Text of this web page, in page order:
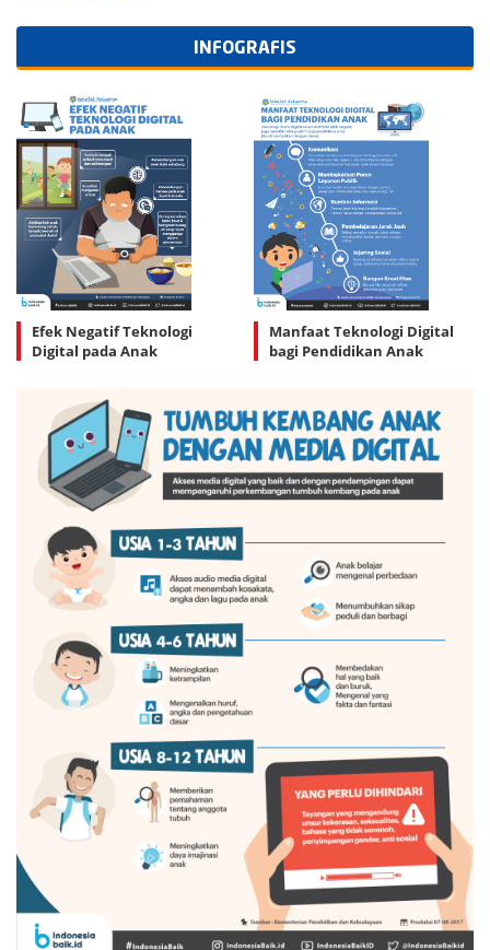
INFOGRAFIS
Efek Negatif Teknologi
Digital pada Anak
Manfaat Teknologi Digital
bagi Pendidikan Anak